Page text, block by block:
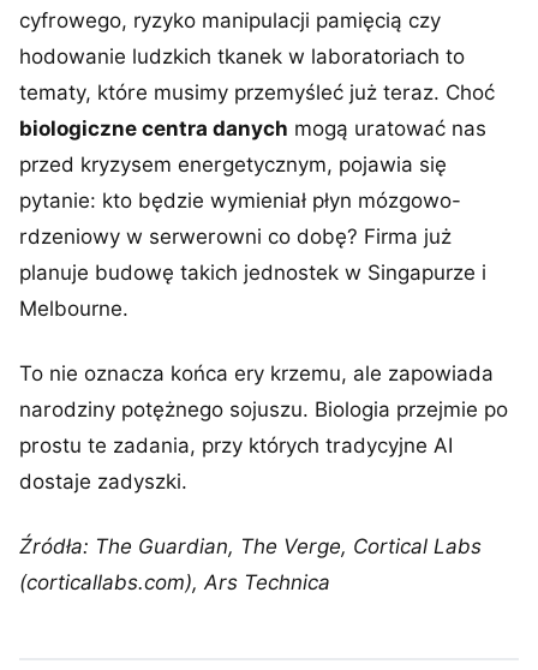
cyfrowego, ryzyko manipulacji pamięcią czy
hodowanie ludzkich tkanek w laboratoriach to
tematy, które musimy przemyśleć już teraz. Choć
biologiczne centra danych mogą uratować nas
przed kryzysem energetycznym, pojawia się
pytanie: kto będzie wymieniał płyn mózgowo-
rdzeniowy w serwerowni co dobę? Firma już
planuje budowę takich jednostek w Singapurze i
Melbourne.
To nie oznacza końca ery krzemu, ale zapowiada
narodziny potężnego sojuszu. Biologia przejmie po
prostu te zadania, przy których tradycyjne AI
dostaje zadyszki.
Źródła: The Guardian, The Verge, Cortical Labs
(corticallabs.com), Ars Technica